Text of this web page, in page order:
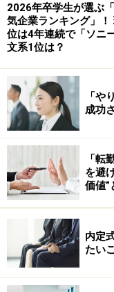
いてあることがあ
ら、損害賠償はお
らっしゃるかもしれ
ればならないのは
て会社が損害を受
です。
会社員だって、転
に会社に対して何
可能性はあり得るの
それでは、内定辞
のでしょうか。採
っている以上、再
て、損害ではあり
2026年卒学生が選ぶ
気企業ランキング」！
位は4年連続で「ソニー
文系1位は？
「や
成功
「転
を避
価値”
内定
たい